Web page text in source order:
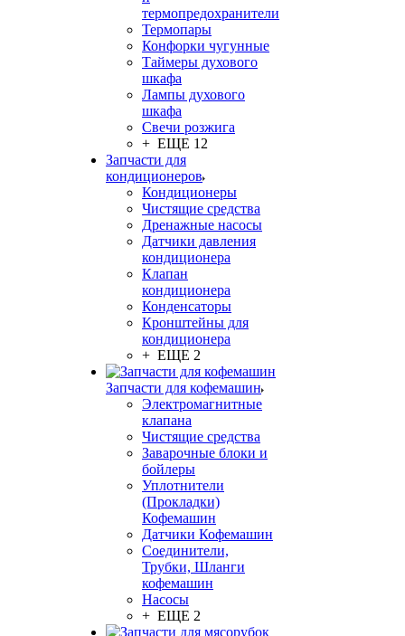
термопредохранители
Термопары
Конфорки чугунные
Таймеры духового
шкафа
Лампы духового
шкафа
Свечи розжига
+ ЕЩЕ 12
Запчасти для
кондиционеров
Кондиционеры
Чистящие средства
Дренажные насосы
Датчики давления
кондиционера
Клапан
кондиционера
Конденсаторы
Кронштейны для
кондиционера
+ ЕЩЕ 2
Запчасти для кофемашин
Электромагнитные
клапана
Чистящие средства
Заварочные блоки и
бойлеры
Уплотнители
(Прокладки)
Кофемашин
Датчики Кофемашин
Соединители,
Трубки, Шланги
кофемашин
Насосы
+ ЕЩЕ 2